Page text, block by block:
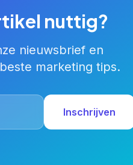
nuttig?
nieuwsbrief en
marketing tips.
Inschrijven